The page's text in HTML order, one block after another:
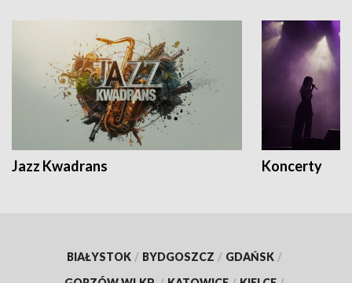
Jazz Kwadrans Koncerty
BIAŁYSTOK / BYDGOSZCZ / GDAŃSK /